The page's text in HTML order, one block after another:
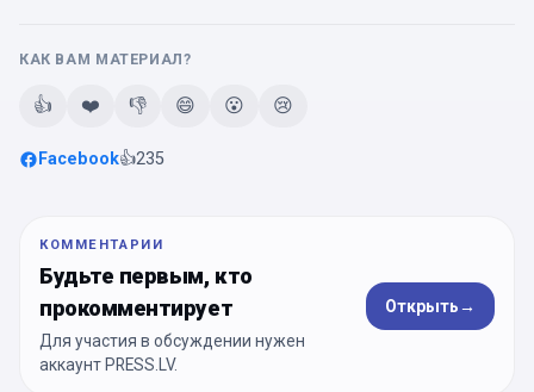
КАК ВАМ МАТЕРИАЛ?
👍 ❤️ 👎 😄 😮 😢
Facebook👍235
КОММЕНТАРИИ
Будьте первым, кто
прокомментирует
Для участия в обсуждении нужен
аккаунт PRESS.LV.
Открыть→